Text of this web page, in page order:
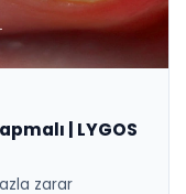
| LYGOS
zarar